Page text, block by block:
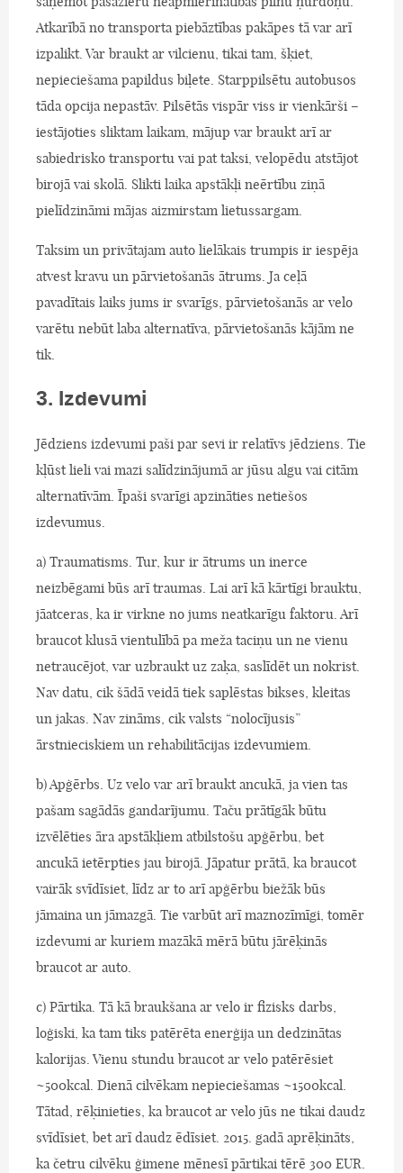
Atkarībā no transporta piebāztības pakāpes tā var arī
izpalikt. Var braukt ar vilcienu, tikai tam, šķiet,
nepieciešama papildus biļete. Starppilsētu autobusos
tāda opcija nepastāv. Pilsētās vispār viss ir vienkārši –
iestājoties sliktam laikam, mājup var braukt arī ar
sabiedrisko transportu vai pat taksi, velopēdu atstājot
birojā vai skolā. Slikti laika apstākļi neērtību ziņā
pielīdzināmi mājas aizmirstam lietussargam.
Taksim un privātajam auto lielākais trumpis ir iespēja
atvest kravu un pārvietošanās ātrums. Ja ceļā
pavadītais laiks jums ir svarīgs, pārvietošanās ar velo
varētu nebūt laba alternatīva, pārvietošanās kājām ne
tik.
3. Izdevumi
Jēdziens izdevumi paši par sevi ir relatīvs jēdziens. Tie
kļūst lieli vai mazi salīdzinājumā ar jūsu algu vai citām
alternatīvām. Īpaši svarīgi apzināties netiešos
izdevumus.
a) Traumatisms. Tur, kur ir ātrums un inerce
neizbēgami būs arī traumas. Lai arī kā kārtīgi brauktu,
jāatceras, ka ir virkne no jums neatkarīgu faktoru. Arī
braucot klusā vientulībā pa meža taciņu un ne vienu
netraucējot, var uzbraukt uz zaķa, saslīdēt un nokrist.
Nav datu, cik šādā veidā tiek saplēstas bikses, kleitas
un jakas. Nav zināms, cik valsts “nolocījusis”
ārstnieciskiem un rehabilitācijas izdevumiem.
b) Apģērbs. Uz velo var arī braukt ancukā, ja vien tas
pašam sagādās gandarījumu. Taču prātīgāk būtu
izvēlēties āra apstākļiem atbilstošu apģērbu, bet
ancukā ietērpties jau birojā. Jāpatur prātā, ka braucot
vairāk svīdīsiet, līdz ar to arī apģērbu biežāk būs
jāmaina un jāmazgā. Tie varbūt arī maznozīmīgi, tomēr
izdevumi ar kuriem mazākā mērā būtu jārēķinās
braucot ar auto.
c) Pārtika. Tā kā braukšana ar velo ir fizisks darbs,
loģiski, ka tam tiks patērēta enerģija un dedzinātas
kalorijas. Vienu stundu braucot ar velo patērēsiet
~500kcal. Dienā cilvēkam nepieciešamas ~1500kcal.
Tātad, rēķinieties, ka braucot ar velo jūs ne tikai daudz
svīdīsiet, bet arī daudz ēdīsiet. 2015. gadā aprēķināts,
ka četru cilvēku ģimene mēnesī pārtikai tērē 300 EUR.